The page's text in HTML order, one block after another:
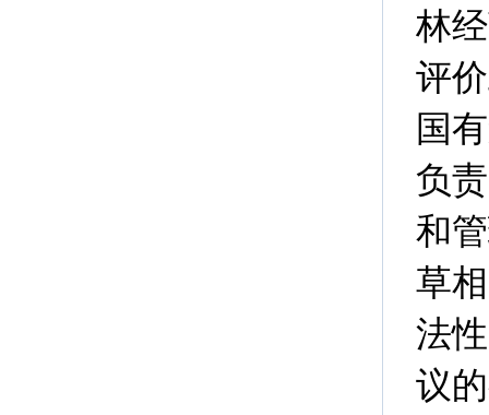
林
评
国
负
和
草
法
议